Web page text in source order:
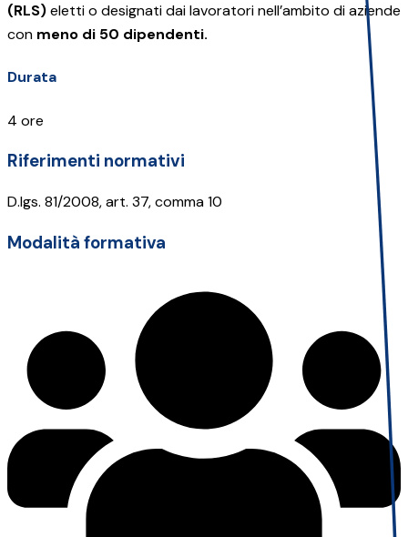
(RLS)eletti o designati dai lavoratori nell’ambito di aziende
con meno di 50 dipendenti.
Durata
4 ore
Riferimenti normativi
D.lgs. 81/2008, art. 37, comma 10
Modalità formativa